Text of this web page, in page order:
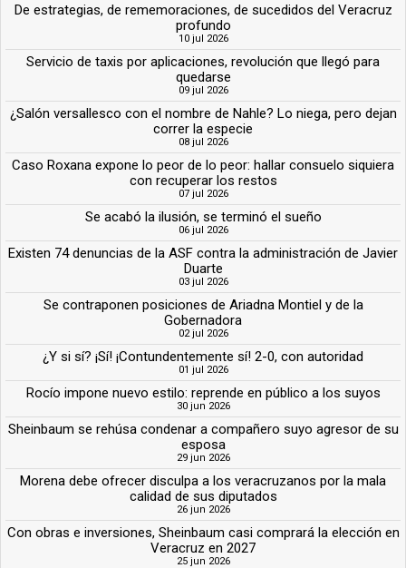
De estrategias, de rememoraciones, de sucedidos del Veracruz
profundo
10 jul 2026
Servicio de taxis por aplicaciones, revolución que llegó para
quedarse
09 jul 2026
¿Salón versallesco con el nombre de Nahle? Lo niega, pero dejan
correr la especie
08 jul 2026
Caso Roxana expone lo peor de lo peor: hallar consuelo siquiera
con recuperar los restos
07 jul 2026
Se acabó la ilusión, se terminó el sueño
06 jul 2026
Existen 74 denuncias de la ASF contra la administración de Javier
Duarte
03 jul 2026
Se contraponen posiciones de Ariadna Montiel y de la
Gobernadora
02 jul 2026
¿Y si sí? ¡Sí! ¡Contundentemente sí! 2-0, con autoridad
01 jul 2026
Rocío impone nuevo estilo: reprende en público a los suyos
30 jun 2026
Sheinbaum se rehúsa condenar a compañero suyo agresor de su
esposa
29 jun 2026
Morena debe ofrecer disculpa a los veracruzanos por la mala
calidad de sus diputados
26 jun 2026
Con obras e inversiones, Sheinbaum casi comprará la elección en
Veracruz en 2027
25 jun 2026